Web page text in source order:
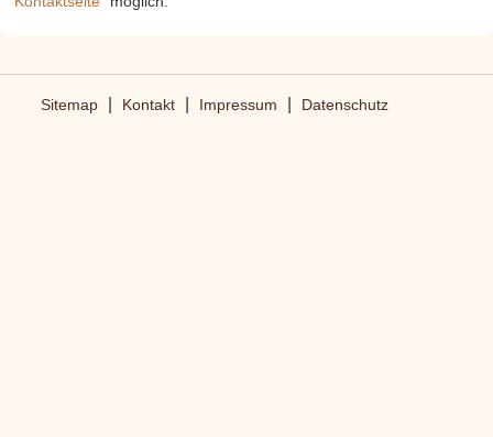
Sitemap Kontakt Impressum Datenschutz